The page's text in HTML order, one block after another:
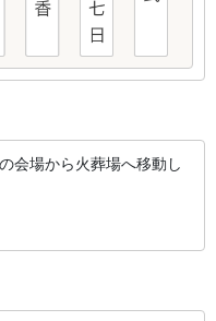
会場から火葬場へ移動し